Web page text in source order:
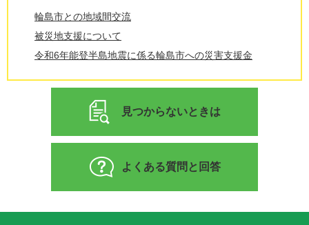
輪島市との地域間交流
被災地支援について
令和6年能登半島地震に係る輪島市への災害支援金
見つからないときは
よくある質問と回答